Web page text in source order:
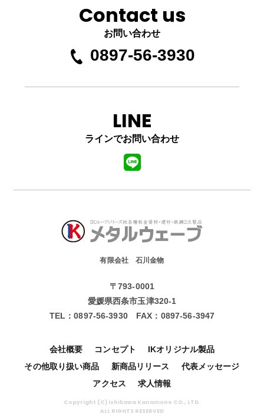
Contact us
お問い合わせ
0897-56-3930
LINE
ラインでお問い合わせ
有限会社 石川金物
〒793-0001
愛媛県西条市玉津320-1
TEL：0897-56-3930FAX： 0897-56-3947
会社概要 コンセプト
IKオリジナル製品
その他取り扱い商品
新商品リリース
代表メッセージ
アクセス
求人情報
Copyright (C) Ishikawa Kanamono CO., LTD.
ALL RIGHTS RESERVED